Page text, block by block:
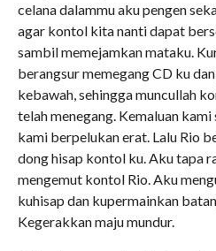
celana dalammu aku pengen
agar kontol kita nanti dapat
sambil memejamkan mataku.
berangsur memegang CD ku
kebawah, sehingga muncullah
telah menegang. Kemaluan
kami berpelukan erat. Lalu Rio
dong hisap kontol ku. Aku tapa
mengemut kontol Rio. Aku
kuhisap dan kupermainkan
Kegerakkan maju mundur.